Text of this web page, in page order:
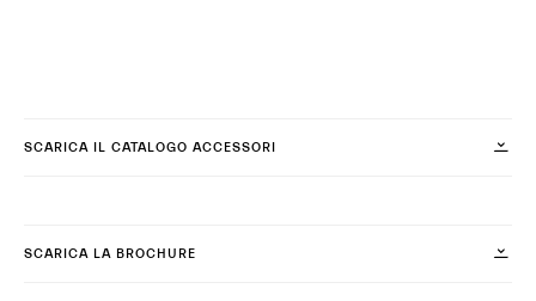
SCARICA IL CATALOGO ACCESSORI
SCARICA LA BROCHURE